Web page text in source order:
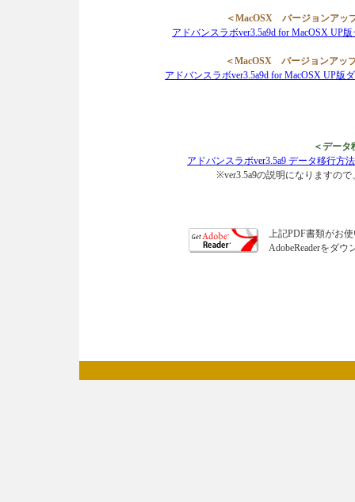
＜MacOSX バージョンア
アドバンスラボver3.5a9d for MacOSX UP
＜MacOSX バージョンア
アドバンスラボver3.5a9d for MacOSX UP版
＜データ
アドバンスラボver3.5a9 データ移行方
※ver3.5a9の説明になりますの
上記PDF書類がお
AdobeReaderをダ